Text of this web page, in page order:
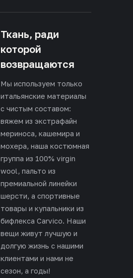
Ткань, ради
которой
возвращаются
Мы используем только
итальянские материалы
с чистым составом:
вяжем из экстрафайн
мериноса, кашемира и
мохера, наша костюмная
группа из 100% virgin
wool, пальто из
премиальной линейки
шерсти, а спортивные
товары и купальники из
бифлекса Carvico. Наши
вещи живут лучшую и
долгую жизнь с нашими
клиентами и нами не
сезон, а годы!